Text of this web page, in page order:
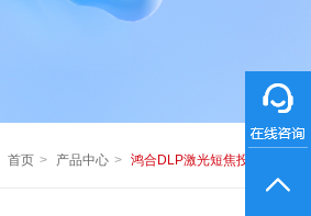
首页 产品中心 鸿合DLP激光短焦投影机